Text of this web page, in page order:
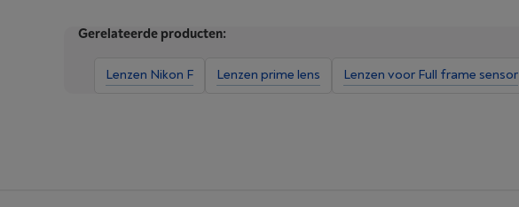
Gerelateerde producten:
Lenzen Nikon F Lenzen prime lens Lenzen voor Full frame sensor